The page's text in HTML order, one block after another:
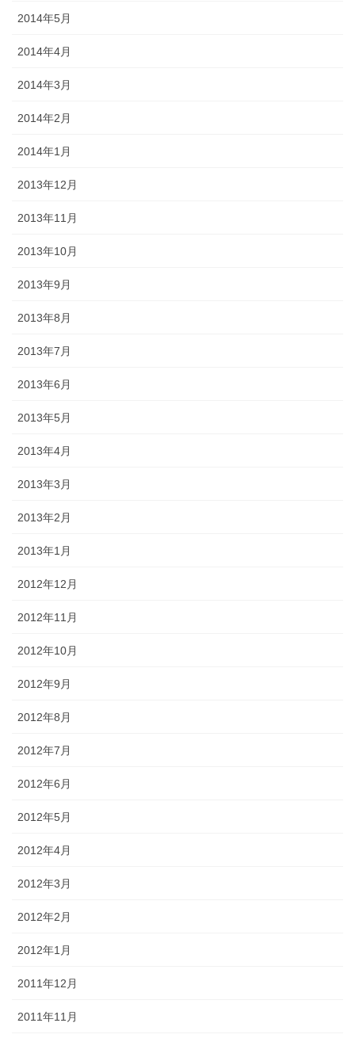
2014年5月
2014年4月
2014年3月
2014年2月
2014年1月
2013年12月
2013年11月
2013年10月
2013年9月
2013年8月
2013年7月
2013年6月
2013年5月
2013年4月
2013年3月
2013年2月
2013年1月
2012年12月
2012年11月
2012年10月
2012年9月
2012年8月
2012年7月
2012年6月
2012年5月
2012年4月
2012年3月
2012年2月
2012年1月
2011年12月
2011年11月